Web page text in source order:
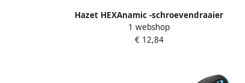
Hazet HEXAnamic -schroevendraaier
802-PZ1 · Pozidriv-profiel PZ · SW PZ1
1 webshop
€ 12,84